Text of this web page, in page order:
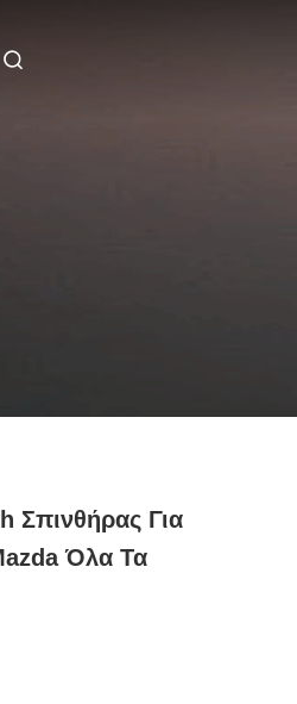
Σπινθήρας Για
Όλα Τα